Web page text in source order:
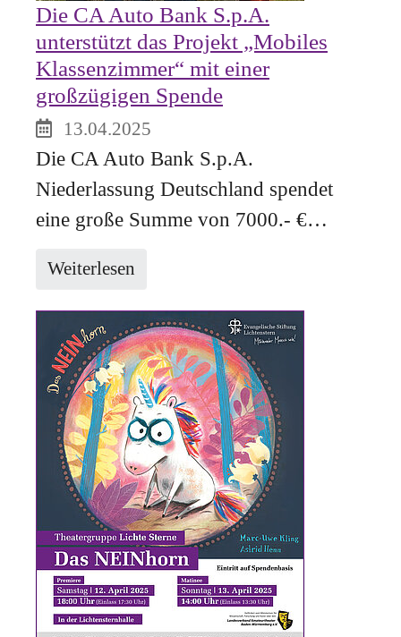
Die CA Auto Bank S.p.A.
unterstützt das Projekt „Mobiles
Klassenzimmer“ mit einer
großzügigen Spende
13.04.2025
Die CA Auto Bank S.p.A.
Niederlassung Deutschland spendet
eine große Summe von 7000.- €…
Weiterlesen